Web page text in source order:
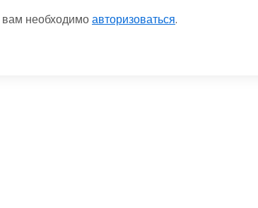
необходимоавторизоваться.